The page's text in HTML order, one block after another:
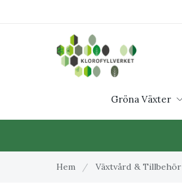
Gröna Växter
Hem / Växtvård & Tillbehör